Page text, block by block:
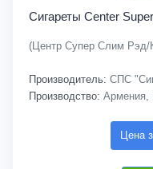
Сигареты Center
(Центр Супер Слим Рэд/
Производитель: СПС
Производство: Армения,
Цена